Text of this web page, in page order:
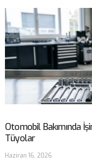
Otomobil Bakımında
Tüyolar
Haziran 16, 2026